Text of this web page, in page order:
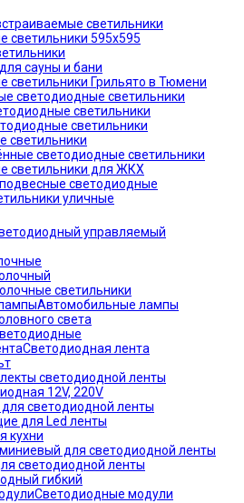
светильники
светильники 595х595
сауны и бани
светильники Грильято в Тюмени
светодиодные светильники
светильники
светильники
светильники
светодиодные светильники
светильники для ЖКХ
светодиодные
уличные
управляемый
светильники
Автомобильные лампы
света
Светодиодная лента
светодиодной ленты
12V, 220V
для светодиодной ленты
для Led ленты
кухни
для светодиодной ленты
светодиодной ленты
гибкий
Светодиодные модули